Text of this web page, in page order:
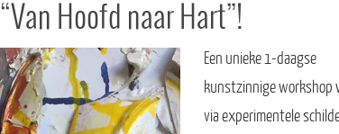
“Van Hoofd naar Hart”!
Een unieke 1-daagse
kunstzinnige workshop
via experimentele